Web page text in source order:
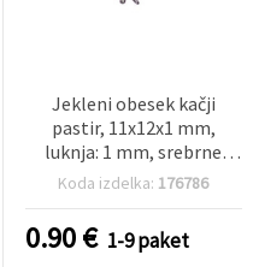
Jekleni obesek kačji
pastir, 11x12x1 mm,
luknja: 1 mm, srebrne
barve - 20 kosov
Koda izdelka: 176786
0.90€ 1-9 paket